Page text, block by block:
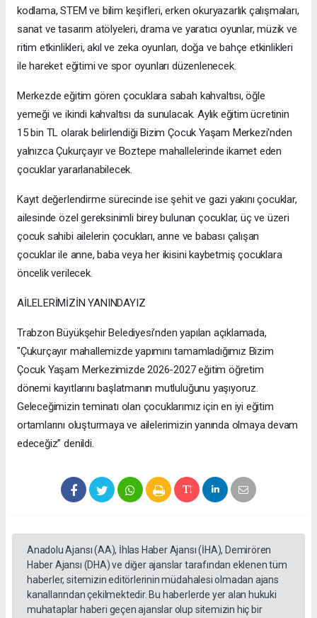
kodlama, STEM ve bilim keşifleri, erken okuryazarlık çalışmaları,
sanat ve tasarım atölyeleri, drama ve yaratıcı oyunlar, müzik ve
ritim etkinlikleri, akıl ve zeka oyunları, doğa ve bahçe etkinlikleri
ile hareket eğitimi ve spor oyunları düzenlenecek.
Merkezde eğitim gören çocuklara sabah kahvaltısı, öğle
yemeği ve ikindi kahvaltısı da sunulacak. Aylık eğitim ücretinin
15 bin TL olarak belirlendiği Bizim Çocuk Yaşam Merkezi'nden
yalnızca Çukurçayır ve Boztepe mahallelerinde ikamet eden
çocuklar yararlanabilecek.
Kayıt değerlendirme sürecinde ise şehit ve gazi yakını çocuklar,
ailesinde özel gereksinimli birey bulunan çocuklar, üç ve üzeri
çocuk sahibi ailelerin çocukları, anne ve babası çalışan
çocuklar ile anne, baba veya her ikisini kaybetmiş çocuklara
öncelik verilecek.
AİLELERİMİZİN YANINDAYIZ
Trabzon Büyükşehir Belediyesi’nden yapılan açıklamada,
"Çukurçayır mahallemizde yapımını tamamladığımız Bizim
Çocuk Yaşam Merkezimizde 2026-2027 eğitim öğretim
dönemi kayıtlarını başlatmanın mutluluğunu yaşıyoruz.
Geleceğimizin teminatı olan çocuklarımız için en iyi eğitim
ortamlarını oluşturmaya ve ailelerimizin yanında olmaya devam
edeceğiz” denildi.
Anadolu Ajansı (AA), İhlas Haber Ajansı (İHA), Demirören
Haber Ajansı (DHA) ve diğer ajanslar tarafından eklenen tüm
haberler, sitemizin editörlerinin müdahalesi olmadan ajans
kanallarından çekilmektedir. Bu haberlerde yer alan hukuki
muhataplar haberi geçen ajanslar olup sitemizin hiç bir